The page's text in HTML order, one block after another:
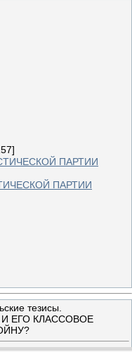
ПАРТИИ
ПАРТИИ
тезисы.
ЕГО КЛАССОВОЕ